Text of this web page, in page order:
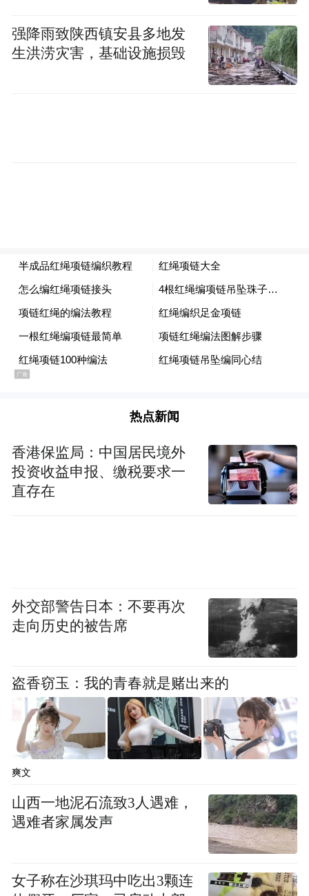
网，成功抓获12名犯罪嫌疑人，查扣涉案资
金100余万元，关停违法网络账号8000余个，
实现了对这一新型“网络水军”犯罪团伙的全
强降雨致陕西镇安县多地发
生洪涝灾害，基础设施损毁
热点新闻
香港保监局：中国居民境外
投资收益申报、缴税要求一
直存在
外交部警告日本：不要再次
走向历史的被告席
盗香窃玉：我的青春就是赌出来的
爽文
山西一地泥石流致3人遇难，
遇难者家属发声
女子称在沙琪玛中吃出3颗连